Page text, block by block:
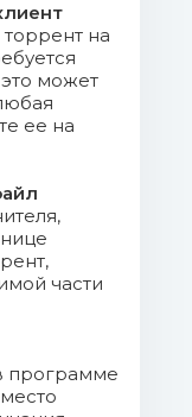
на
может
ее на
части
программе